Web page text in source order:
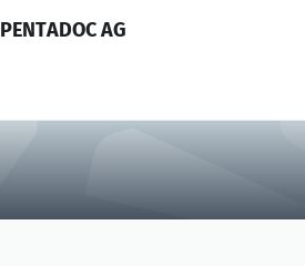
Anmelden
PENTADOC AG